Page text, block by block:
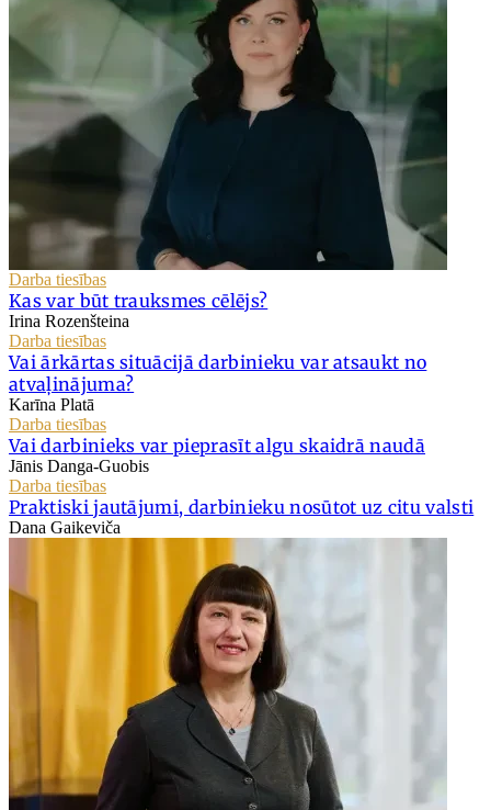
Darba tiesības
Kas var būt trauksmes cēlējs?
Irina Rozenšteina
Darba tiesības
Vai ārkārtas situācijā darbinieku var atsaukt no
atvaļinājuma?
Karīna Platā
Darba tiesības
Vai darbinieks var pieprasīt algu skaidrā naudā
Jānis Danga-Guobis
Darba tiesības
Praktiski jautājumi, darbinieku nosūtot uz citu valsti
Dana Gaikeviča